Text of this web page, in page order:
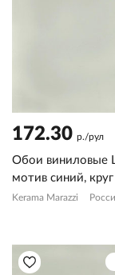
172.30 р./рул
Обои виниловые
мотив синий,
Kerama Marazzi